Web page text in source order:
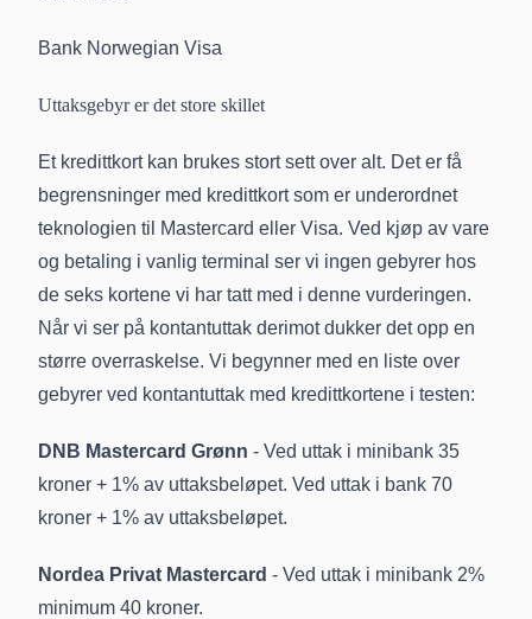
Bank Norwegian Visa
Uttaksgebyr er det store skillet
Et kredittkort kan brukes stort sett over alt. Det er få
begrensninger med kredittkort som er underordnet
teknologien til Mastercard eller Visa. Ved kjøp av vare
og betaling i vanlig terminal ser vi ingen gebyrer hos
de seks kortene vi har tatt med i denne vurderingen.
Når vi ser på kontantuttak derimot dukker det opp en
større overraskelse. Vi begynner med en liste over
gebyrer ved kontantuttak med kredittkortene i testen:
DNB Mastercard Grønn - Ved uttak i minibank 35
kroner + 1% av uttaksbeløpet. Ved uttak i bank 70
kroner + 1% av uttaksbeløpet.
Nordea Privat Mastercard - Ved uttak i minibank 2%
minimum 40 kroner.